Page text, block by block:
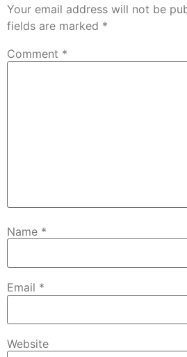
Your email address will not be
fields are marked *
Comment *
Name *
Email *
Website